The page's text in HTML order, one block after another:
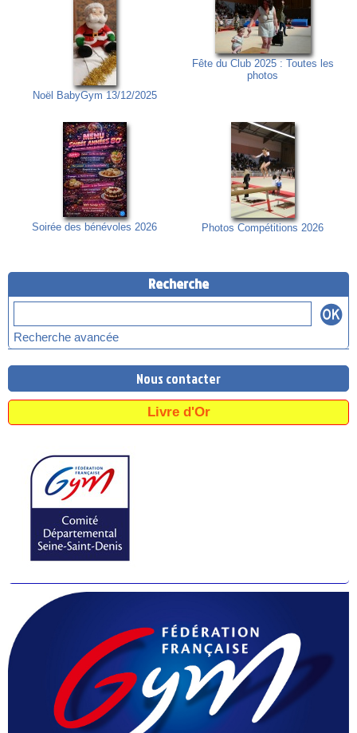
Noël BabyGym 13/12/2025
Fête du Club 2025 : Toutes les
photos
Soirée des bénévoles 2026 Photos Compétitions 2026
Recherche
Recherche avancée
Nous contacter
Livre d'Or